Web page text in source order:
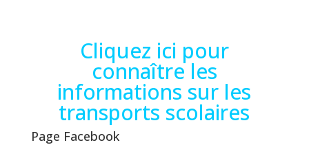
Cliquez ici pour
connaître les
informations sur les
transports scolaires
Page Facebook